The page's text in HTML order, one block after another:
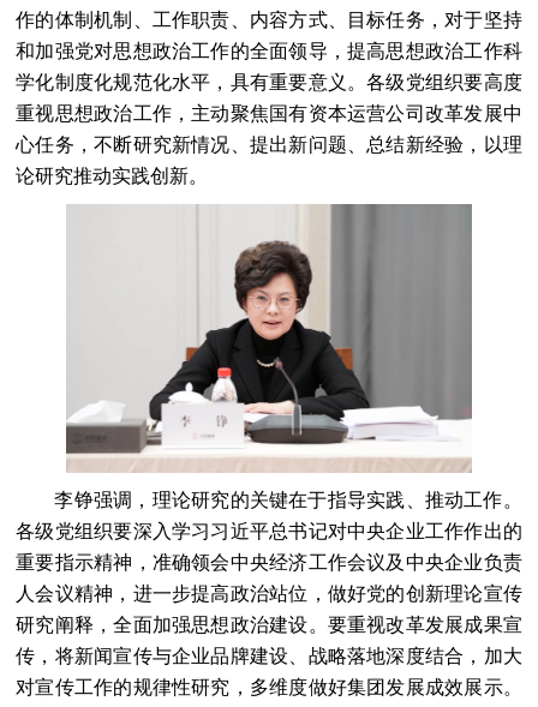
作的体制机制、工作职责、内容方式、目标任务，对于坚持
和加强党对思想政治工作的全面领导，提高思想政治工作科
学化制度化规范化水平，具有重要意义。各级党组织要高度
重视思想政治工作，主动聚焦国有资本运营公司改革发展中
心任务，不断研究新情况、提出新问题、总结新经验，以理
论研究推动实践创新。
李铮强调，理论研究的关键在于指导实践、推动工作。
各级党组织要深入学习习近平总书记对中央企业工作作出的
重要指示精神，准确领会中央经济工作会议及中央企业负责
人会议精神，进一步提高政治站位，做好党的创新理论宣传
研究阐释，全面加强思想政治建设。要重视改革发展成果宣
传，将新闻宣传与企业品牌建设、战略落地深度结合，加大
对宣传工作的规律性研究，多维度做好集团发展成效展示。